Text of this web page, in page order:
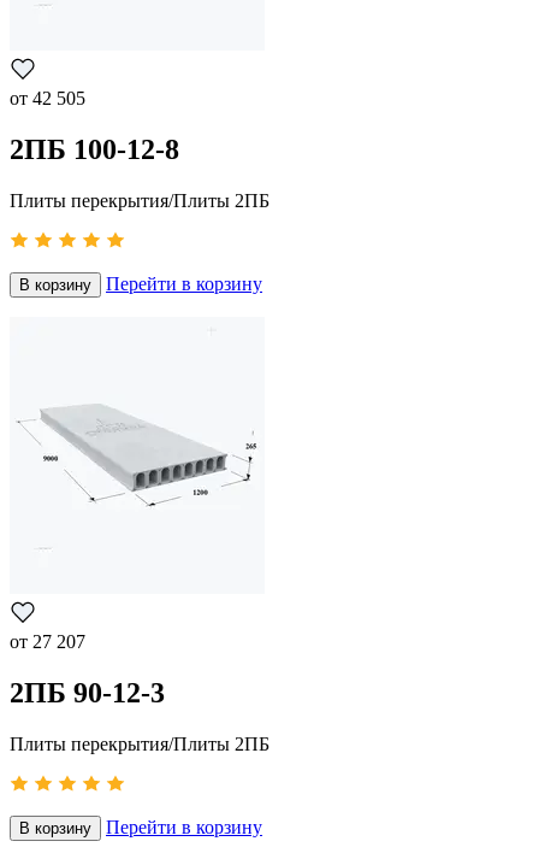
от 42 505
2ПБ 100-12-8
Плиты перекрытия/Плиты 2ПБ
В корзину Перейти в корзину
от 27 207
2ПБ 90-12-3
Плиты перекрытия/Плиты 2ПБ
В корзину Перейти в корзину